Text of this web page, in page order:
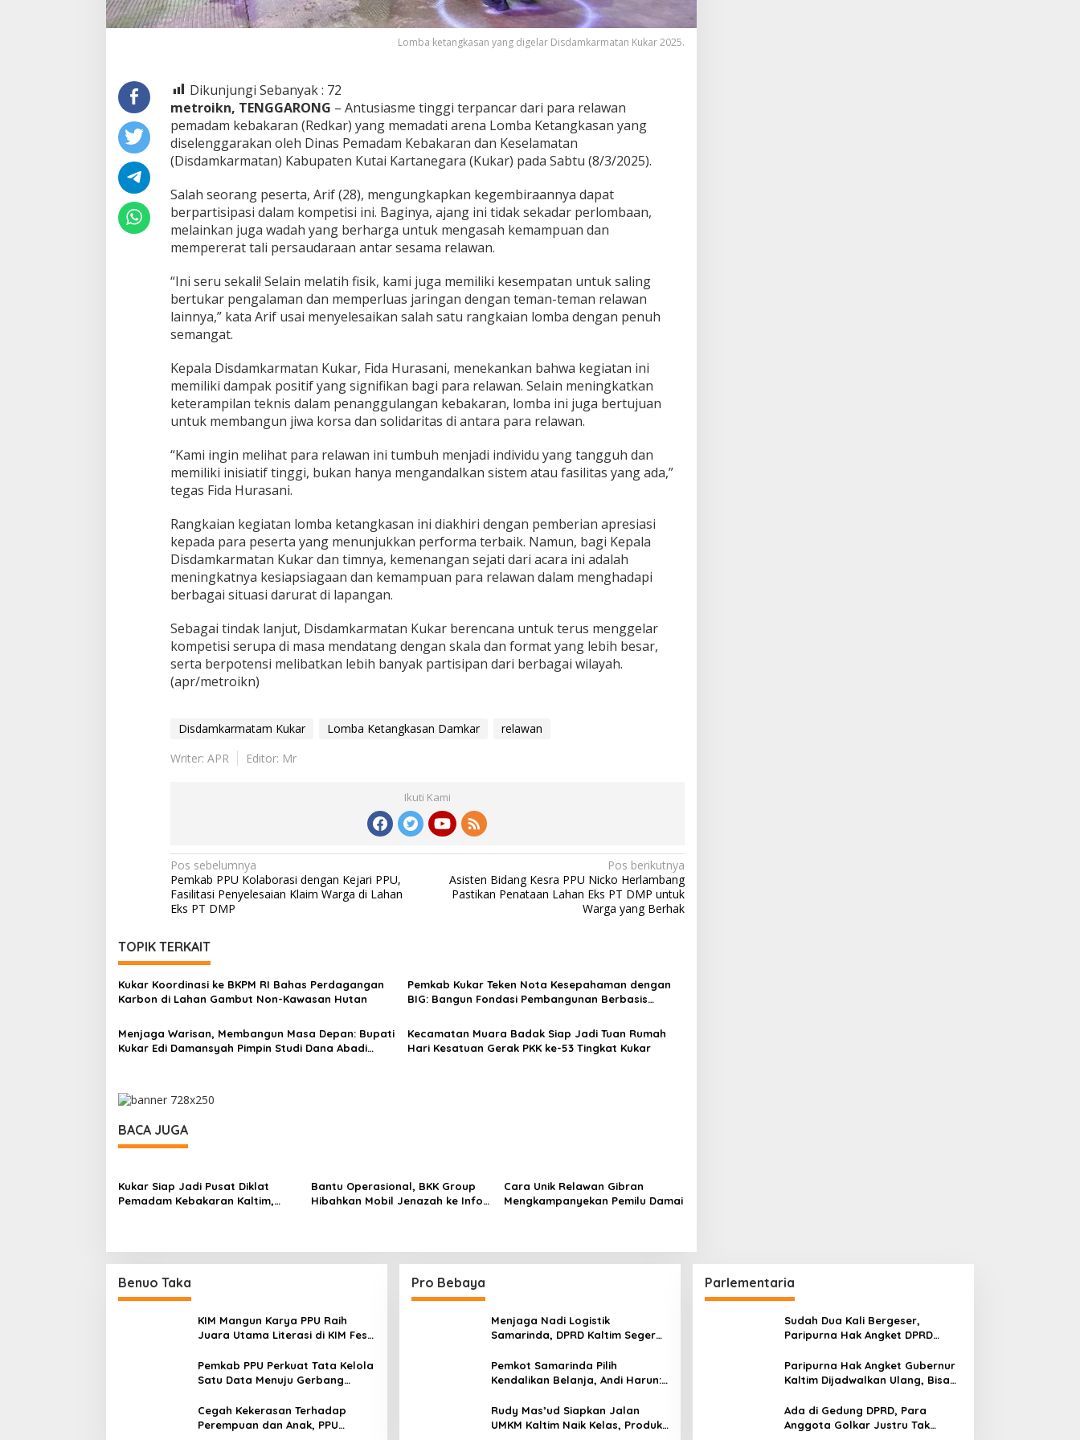
Lomba ketangkasan yang digelar Disdamkarmatan Kukar 2025.
Dikunjungi Sebanyak : 72
metroikn, TENGGARONG – Antusiasme tinggi terpancar dari para relawan
pemadam kebakaran (Redkar) yang memadati arena Lomba Ketangkasan yang
diselenggarakan oleh Dinas Pemadam Kebakaran dan Keselamatan
(Disdamkarmatan) Kabupaten Kutai Kartanegara (Kukar) pada Sabtu (8/3/2025).
Salah seorang peserta, Arif (28), mengungkapkan kegembiraannya dapat
berpartisipasi dalam kompetisi ini. Baginya, ajang ini tidak sekadar perlombaan,
melainkan juga wadah yang berharga untuk mengasah kemampuan dan
mempererat tali persaudaraan antar sesama relawan.
“Ini seru sekali! Selain melatih fisik, kami juga memiliki kesempatan untuk saling
bertukar pengalaman dan memperluas jaringan dengan teman-teman relawan
lainnya,” kata Arif usai menyelesaikan salah satu rangkaian lomba dengan penuh
semangat.
Kepala Disdamkarmatan Kukar, Fida Hurasani, menekankan bahwa kegiatan ini
memiliki dampak positif yang signifikan bagi para relawan. Selain meningkatkan
keterampilan teknis dalam penanggulangan kebakaran, lomba ini juga bertujuan
untuk membangun jiwa korsa dan solidaritas di antara para relawan.
“Kami ingin melihat para relawan ini tumbuh menjadi individu yang tangguh dan
memiliki inisiatif tinggi, bukan hanya mengandalkan sistem atau fasilitas yang ada,”
tegas Fida Hurasani.
Rangkaian kegiatan lomba ketangkasan ini diakhiri dengan pemberian apresiasi
kepada para peserta yang menunjukkan performa terbaik. Namun, bagi Kepala
Disdamkarmatan Kukar dan timnya, kemenangan sejati dari acara ini adalah
meningkatnya kesiapsiagaan dan kemampuan para relawan dalam menghadapi
berbagai situasi darurat di lapangan.
Sebagai tindak lanjut, Disdamkarmatan Kukar berencana untuk terus menggelar
kompetisi serupa di masa mendatang dengan skala dan format yang lebih besar,
serta berpotensi melibatkan lebih banyak partisipan dari berbagai wilayah.
(apr/metroikn)
Disdamkarmatam Kukar Lomba Ketangkasan Damkar
relawan
Writer: APR
Editor: Mr
Ikuti Kami
Navigasi
pos
Pos sebelumnya
Pemkab PPU Kolaborasi dengan Kejari PPU,
Fasilitasi Penyelesaian Klaim Warga di Lahan
Eks PT DMP
Pos berikutnya
Asisten Bidang Kesra PPU Nicko Herlambang
Pastikan Penataan Lahan Eks PT DMP untuk
Warga yang Berhak
TOPIK TERKAIT
Kukar Koordinasi ke BKPM RI Bahas Perdagangan
Karbon di Lahan Gambut Non-Kawasan Hutan
Pemkab Kukar Teken Nota Kesepahaman dengan
BIG: Bangun Fondasi Pembangunan Berbasis
Menjaga Warisan, Membangun Masa Depan: Bupati
Kukar Edi Damansyah Pimpin Studi Dana Abadi
Kecamatan Muara Badak Siap Jadi Tuan Rumah
Hari Kesatuan Gerak PKK ke-53 Tingkat Kukar
BACA JUGA
Kukar Siap Jadi Pusat Diklat
Pemadam Kebakaran Kaltim,
Bantu Operasional, BKK Group
Hibahkan Mobil Jenazah ke Info
Cara Unik Relawan Gibran
Mengkampanyekan Pemilu Damai
Benuo Taka
KIM Mangun Karya PPU Raih
Juara Utama Literasi di KIM Fest
Panggung Nasional
Pemkab PPU Perkuat Tata Kelola
Satu Data Menuju Gerbang
Cegah Kekerasan Terhadap
Perempuan dan Anak, PPU
Pro Bebaya
Menjaga Nadi Logistik
Samarinda, DPRD Kaltim Segera
Pemkot Samarinda Pilih
Kendalikan Belanja, Andi Harun:
daripada Berutang
Rudy Mas’ud Siapkan Jalan
UMKM Kaltim Naik Kelas, Produk
Parlementaria
Sudah Dua Kali Bergeser,
Paripurna Hak Angket DPRD
Paripurna Hak Angket Gubernur
Kaltim Dijadwalkan Ulang, Bisa
Ada di Gedung DPRD, Para
Anggota Golkar Justru Tak